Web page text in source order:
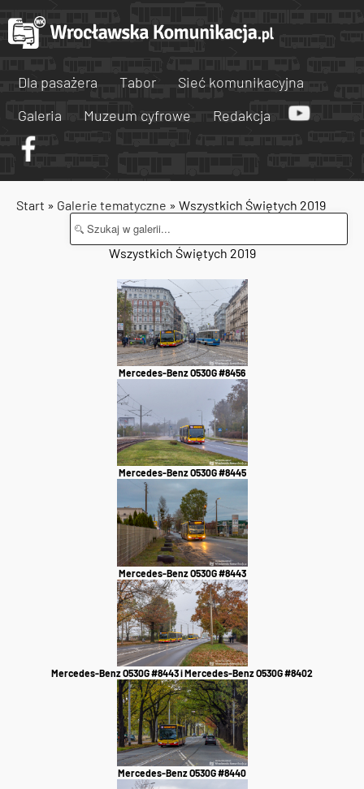
Dla pasażera Tabor
Sieć komunikacyjna
Galeria
Muzeum cyfrowe Redakcja
Start » Galerie tematyczne » Wszystkich Świętych 2019
Wszystkich Świętych 2019
Mercedes-Benz O530G #8456
Mercedes-Benz O530G #8445
Mercedes-Benz O530G #8443
Mercedes-Benz O530G #8443 i Mercedes-Benz O530G #8402
Mercedes-Benz O530G #8440